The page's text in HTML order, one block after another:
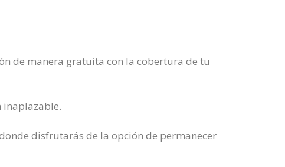
de manera gratuita con la cobertura de tu
inaplazable.
disfrutarás de la opción de permanecer